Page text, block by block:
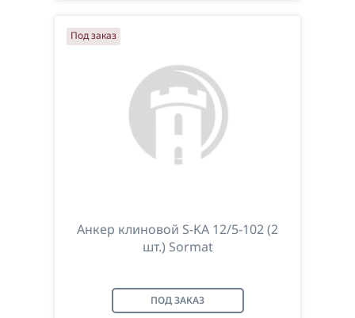
Анкер клиновой S-KA 12/5-102 (2
шт.) Sormat
ПОД ЗАКАЗ
Под заказ